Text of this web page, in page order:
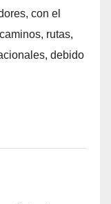
con el
rutas,
debido